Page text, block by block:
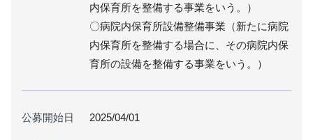
内保育所を整備する事業をいう。）
〇病院内保育所設備整備事業（新たに病院
内保育所を整備する場合に、その病院内保
育所の設備を整備する事業をいう。）
公募開始日 2025/04/01